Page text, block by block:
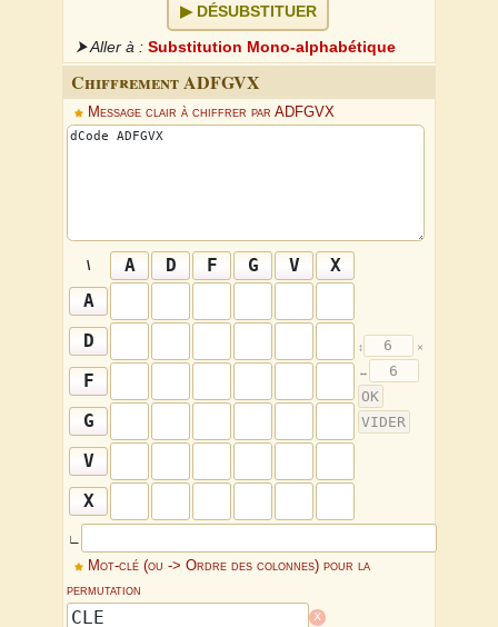
DÉSUBSTITUER
⮞ Aller à : Substitution Mono-alphabétique
Chiffrement ADFGVX
Message clair à chiffrer par ADFGVX
\
∟
Mot-clé (ou -> Ordre des colonnes) pour la
permutation
x